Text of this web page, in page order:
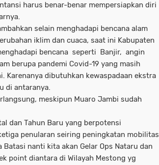
harus benar-benar mempersiapkan diri
selain menghadapi bencana alam
iklim dan cuaca, saat ini Kabupaten
bencana seperti Banjir, angin
berupa pandemi Covid-19 yang masih
Karenanya dibutuhkan kewaspadaan ekstra
di antaranya.
meskipun Muaro Jambi sudah
dan Tahun Baru yang berpotensi
penularan seiring peningkatan mobilitas
nanti kita akan Gelar Ops Nataru dan
point diantara di Wilayah Mestong yg